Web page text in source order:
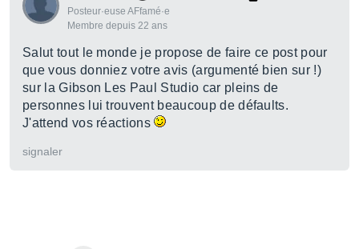
Posteur·euse AFfamé·e
Membre depuis 22 ans
Salut tout le monde je propose de faire ce post pour
que vous donniez votre avis (argumenté bien sur !)
sur la Gibson Les Paul Studio car pleins de
personnes lui trouvent beaucoup de défaults.
J'attend vos réactions
signaler